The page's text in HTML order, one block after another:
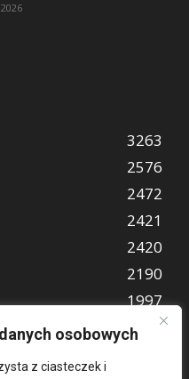
osobowych
z ciasteczek i
3263
2576
2472
2421
2420
2190
1997
849